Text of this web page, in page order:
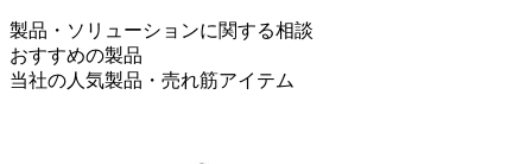
製品・ソリューションに関する相談
おすすめの製品
当社の人気製品・売れ筋アイテム